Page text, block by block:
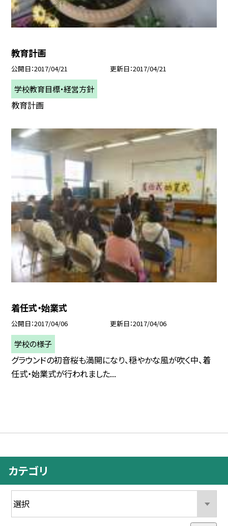
教育計画
公開日 2017/04/21 更新日 2017/04/21
学校教育目標・経営方針
教育計画
着任式・始業式
公開日 2017/04/06 更新日 2017/04/06
学校の様子
グラウンドの初音桜も満開になり、穏やかな風が吹く中、着
任式・始業式が行われました...
カテゴリ